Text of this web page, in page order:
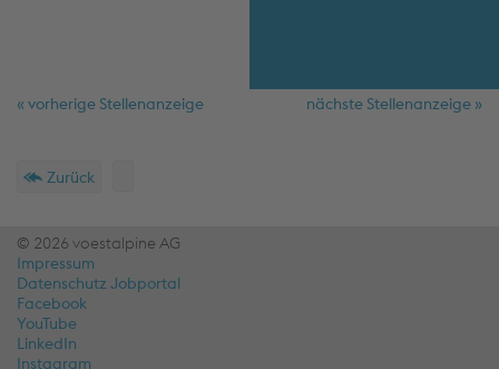
« vorherige Stellenanzeige nächste Stellenanzeige »
Zurück
© 2026 voestalpine AG
Impressum
Datenschutz Jobportal
Facebook
YouTube
LinkedIn
Instagram